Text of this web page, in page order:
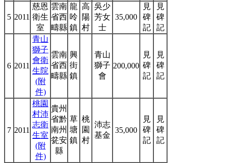
5 2011
慈恩
衛生
室
雲南
省西
疇縣
龍
呤
鎮
高
陽
村
吳少
芳女
士
35,000
見
碑
記
見
碑
記
6 2011
青山
獅子
會衛
生院
(附
件)
雲南
省西
疇縣
興
街
鎮
青山
獅子
會
200,000
見
碑
記
見
碑
記
7 2011
桃園
村沛
志衛
生室
(附
件)
貴州
省黔
南州
瓫安
縣
草
塘
鎮
桃
園
村
沛志
基金
35,000
見
碑
記
見
碑
記